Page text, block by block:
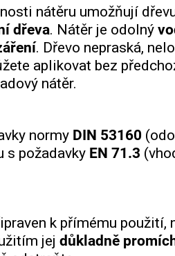
nátěru umožňují
dřeva. Nátěr je odolný
. Dřevo nepraská,
aplikovat bez
nátěr.
normy DIN 53160
s požadavky EN 71.3
k přímému použití,
jej důkladně